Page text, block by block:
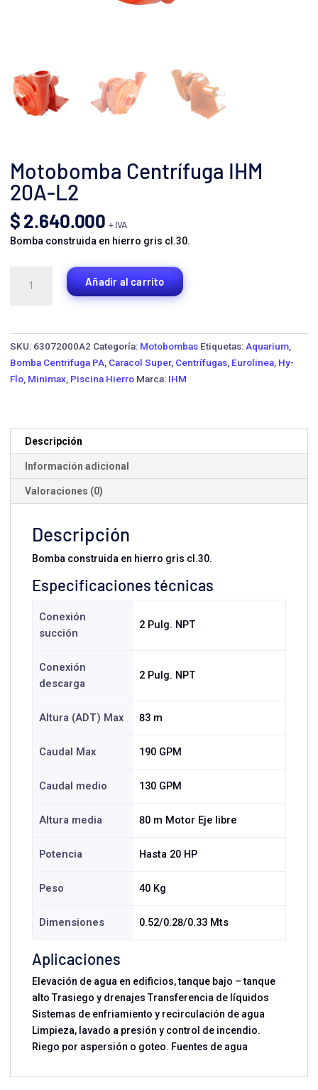
Motobomba Centrífuga IHM
20A-L2
$2.640.000 + IVA
Bomba construida en hierro gris cl.30.
Centrífuga
Añadir al carrito
SKU: 63072000A2 Categoría: Motobombas Etiquetas: Aquarium
Bomba Centrifuga PA Caracol Super, Centrífugas Eurolinea Hy-
Flo Minimax Piscina Hierro Marca: IHM
Descripción
Información adicional
Valoraciones (0)
Descripción
Bomba construida en hierro gris cl.30.
Especificaciones técnicas
Conexión
succión
2 Pulg. NPT
Conexión
descarga
2 Pulg. NPT
Altura (ADT) Max 83 m
Caudal Max 190 GPM
Caudal medio 130 GPM
Altura media 80 m Motor Eje libre
Potencia Hasta 20 HP
Peso 40 Kg
Dimensiones 0.52/0.28/0.33 Mts
Aplicaciones
Elevación de agua en edificios, tanque bajo – tanque
alto Trasiego y drenajes Transferencia de líquidos
Sistemas de enfriamiento y recirculación de agua
Limpieza, lavado a presión y control de incendio.
Riego por aspersión o goteo. Fuentes de agua